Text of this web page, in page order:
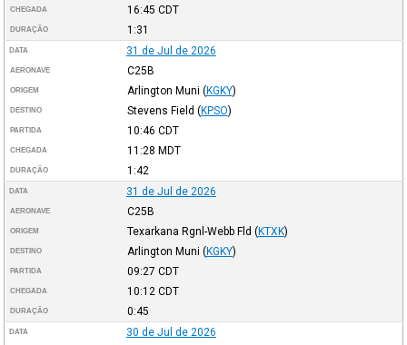
CHEGADA 16:45 CDT
DURAÇÃO 1:31
DATA 31 de Jul de 2026
AERONAVE C25B
ORIGEM Arlington Muni (KGKY)
DESTINO Stevens Field (KPSO)
PARTIDA 10:46 CDT
CHEGADA 11:28 MDT
DURAÇÃO 1:42
DATA 31 de Jul de 2026
AERONAVE C25B
ORIGEM Texarkana Rgnl-Webb Fld (KTXK)
DESTINO Arlington Muni (KGKY)
PARTIDA 09:27 CDT
CHEGADA 10:12 CDT
DURAÇÃO 0:45
DATA 30 de Jul de 2026